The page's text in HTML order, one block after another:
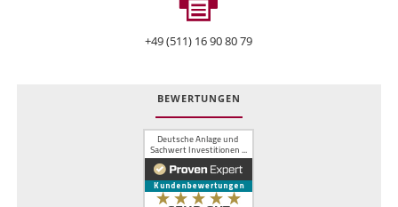
+49 (511) 16 90 80 79
BEWERTUNGEN